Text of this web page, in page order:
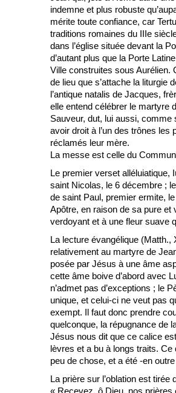
indemne et plus robuste
mérite toute confiance, car
traditions romaines du IIIe
dans l’église située devant la
d’autant plus que la Porte
Ville construites sous Aurélien.
de lieu que s’attache la liturgie
l’antique natalis de Jacques,
elle entend célébrer le martyre
Sauveur, dut, lui aussi,
avoir droit à l’un des trônes les
réclamés leur mère.
La messe est celle du
Le premier verset alléluiatique,
saint Nicolas, le 6 décembre ;
de saint Paul, premier ermite, le
Apôtre, en raison de sa pure et
verdoyant et à une fleur suave
La lecture évangélique (Matth.,
relativement au martyre de
posée par Jésus à une âme
cette âme boive d’abord avec
n’admet pas d’exceptions ; le
unique, et celui-ci ne veut pas
exempt. Il faut donc prendre
quelconque, la répugnance de
Jésus nous dit que ce calice
lèvres et a bu à longs traits.
peu de chose, et a été -en
La prière sur l’oblation est
« Recevez, ô Dieu, nos